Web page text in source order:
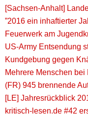
[Sachsen-Anhalt]
”2016 ein inhaftierter
Feuerwerk am
US-Army Entsendung
Kundgebung gegen
Mehrere Menschen
(FR) 945 brennende
[LE] Jahresrückblick
kritisch-lesen.de #42